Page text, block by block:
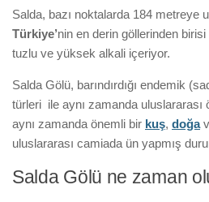
Salda, bazı noktalarda 184 metreye
Türkiye’nin en derin göllerinden
tuzlu ve yüksek alkali içeriyor.
Salda Gölü, barındırdığı endemik
türleri ile aynı zamanda uluslararası
aynı zamanda önemli bir kuş, doğa
uluslararası camiada ün yapmış
Salda Gölü ne zaman